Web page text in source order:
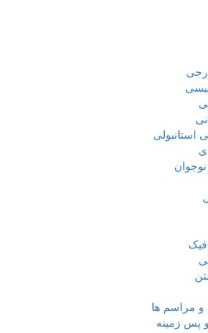
استانبولی
و مراسم ها
پس زمینه